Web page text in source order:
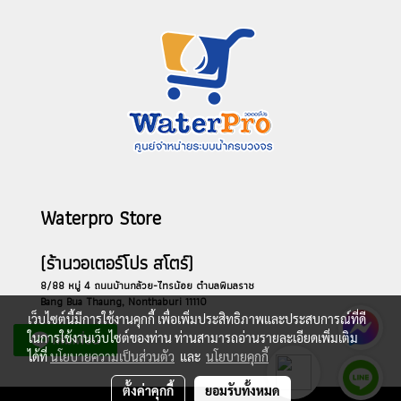
Waterpro Store
(ร้านวอเตอร์โปร สโตร์)
8/88 หมู่ 4 ถนนบ้านกล้วย-ไทรน้อย ตำบลพิมลราช
Bang Bua Thaung, Nonthaburi 11110
เว็บไซต์นี้มีการใช้งานคุกกี้ เพื่อเพิ่มประสิทธิภาพและประสบการณ์ที่ดี
ในการใช้งานเว็บไซต์ของท่าน ท่านสามารถอ่านรายละเอียดเพิ่มเติม
ได้ที่นโยบายความเป็นส่วนตัว และ นโยบายคุกกี้
ตั้งค่าคุกกี้ ยอมรับทั้งหมด